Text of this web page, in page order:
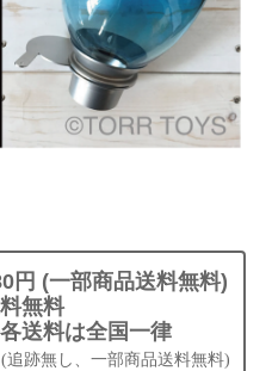
円 (一部商品送料無料)
無料
送料は全国一律
追跡無し、一部商品送料無料)